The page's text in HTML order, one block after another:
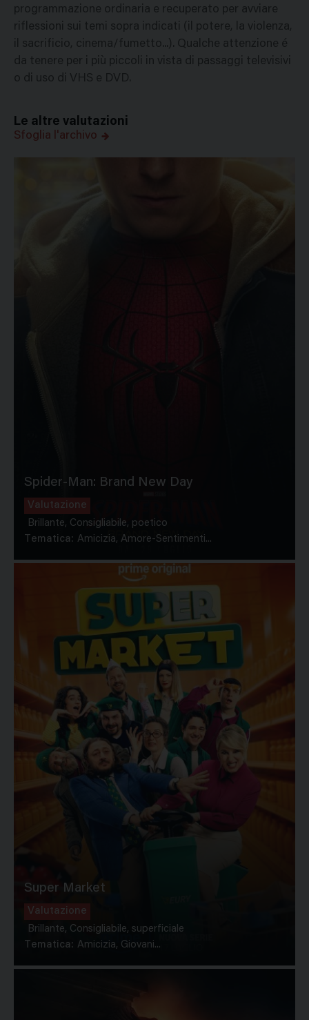
programmazione ordinaria e recuperato per avviare
riflessioni sui temi sopra indicati (il potere, la violenza,
il sacrificio, cinema/fumetto...). Qualche attenzione é
da tenere per i più piccoli in vista di passaggi televisivi
o di uso di VHS e DVD.
Le altre valutazioni
Sfoglia l'archivo
Spider-Man: Brand New Day
Valutazione
Brillante, Consigliabile, poetico
Tematica: Amicizia, Amore-Sentimenti...
Super Market
Valutazione
Brillante, Consigliabile, superficiale
Tematica: Amicizia, Giovani...